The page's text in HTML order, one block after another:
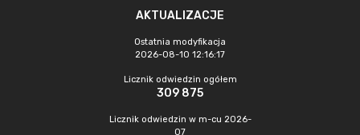
AKTUALIZACJE
Ostatnia modyfikacja
2026-08-10 12:16:17
Licznik odwiedzin ogółem
309 875
Licznik odwiedzin w m-cu 2026-
07